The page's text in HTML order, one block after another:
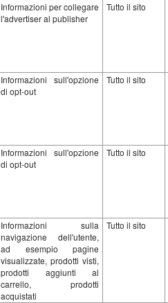
Informazioni per collegare
l'advertiser al publisher
Tutto il sito
Informazioni sull'opzione
di opt-out
Tutto il sito
Informazioni sull'opzione
di opt-out
Tutto il sito
Informazioni sulla
navigazione dell'utente,
ad esempio pagine
visualizzate, prodotti visti,
prodotti aggiunti al
carrello, prodotti
acquistati
Tutto il sito